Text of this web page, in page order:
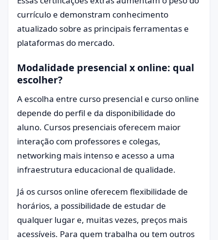
currículo e demonstram conhecimento
atualizado sobre as principais ferramentas e
plataformas do mercado.
Modalidade presencial x online: qual
escolher?
A escolha entre curso presencial e curso online
depende do perfil e da disponibilidade do
aluno. Cursos presenciais oferecem maior
interação com professores e colegas,
networking mais intenso e acesso a uma
infraestrutura educacional de qualidade.
Já os cursos online oferecem flexibilidade de
horários, a possibilidade de estudar de
qualquer lugar e, muitas vezes, preços mais
acessíveis. Para quem trabalha ou tem outros